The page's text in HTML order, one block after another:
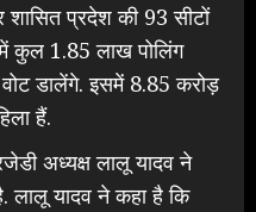
प्रदेश की 93 सीटों
कुल 1.85 लाख पोलिंग
डालेंगे. इसमें 8.85 करोड़
हैं.
अध्यक्ष लालू यादव ने
लालू यादव ने कहा है कि